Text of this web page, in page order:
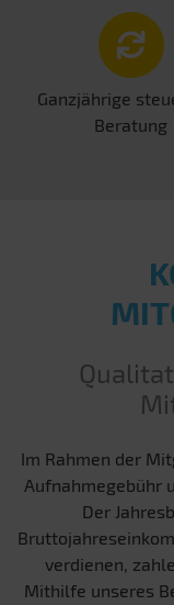
Ganzjährige
Beratung
Im Rahmen der
Aufnahmegebühr
Der
verdienen,
Mithilfe unseres